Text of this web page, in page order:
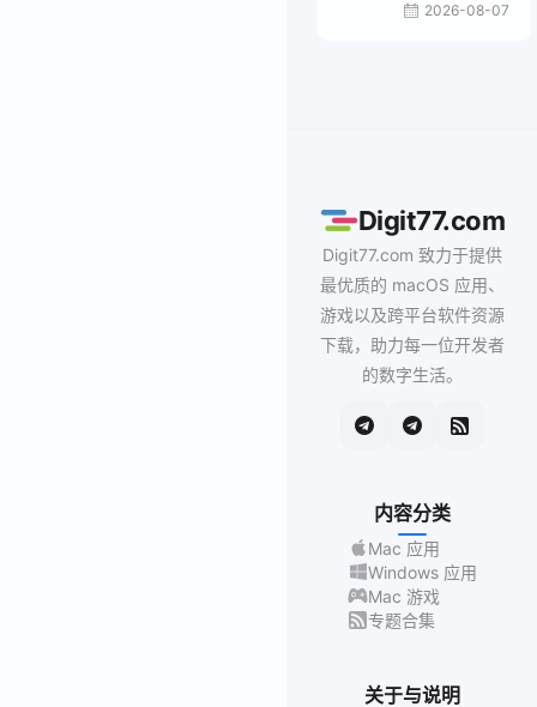
2026-08-07
Digit77.com
Digit77.com 致力于提供
最优质的 macOS 应用、
游戏以及跨平台软件资源
下载，助力每一位开发者
的数字生活。
内容分类
Mac 应用
Windows 应用
Mac 游戏
专题合集
关于与说明